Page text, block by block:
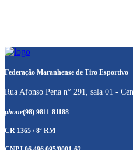
Federação Maranhense de Tiro Esportivo
Rua Afonso Pena n° 291, sala 01 -
phone(98) 9811-81188
CR 1365 / 8ª RM